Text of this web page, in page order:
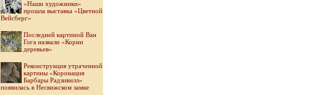
«Наши художники»
прошла выставка «Цветной
Вейсберг»
Последней картиной Ван
Гога назвали «Корни
деревьев»
Реконструкция утраченной
картины «Коронация
Барбары Радзивилл»
появилась в Несвижском замке